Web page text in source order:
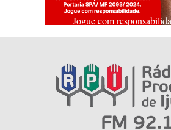
Jogue com